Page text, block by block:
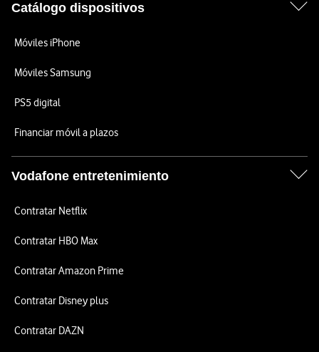
Catálogo dispositivos
Móviles iPhone
Móviles Samsung
PS5 digital
Financiar móvil a plazos
Vodafone entretenimiento
Contratar Netflix
Contratar HBO Max
Contratar Amazon Prime
Contratar Disney plus
Contratar DAZN